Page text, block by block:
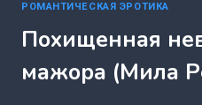
РОМАНТИЧЕСКАЯ ЭРОТИКА
Похищенная
мажора (Мила